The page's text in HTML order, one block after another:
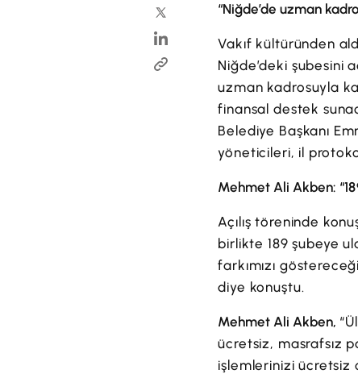
“Niğde’de uzman
Vakıf kültüründen
Niğde’deki şubesini
uzman kadrosuyla
finansal destek
Belediye Başkanı
yöneticileri, il
Mehmet Ali Akben:
Açılış töreninde
birlikte 189 şubeye
farkımızı
diye konuştu.
Mehmet Ali Akben,
ücretsiz, masrafsız
işlemlerinizi ücretsiz